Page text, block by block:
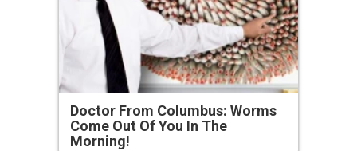
Doctor From Columbus: Worms
Come Out Of You In The
Morning!